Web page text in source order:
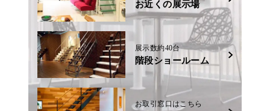
お近くの展示場
展示数約40台
階段ショールーム
お取引窓口はこちら